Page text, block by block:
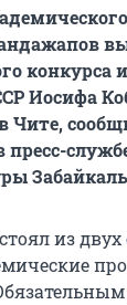
конкурса
Иосифа
Чите,
пресс-
из двух